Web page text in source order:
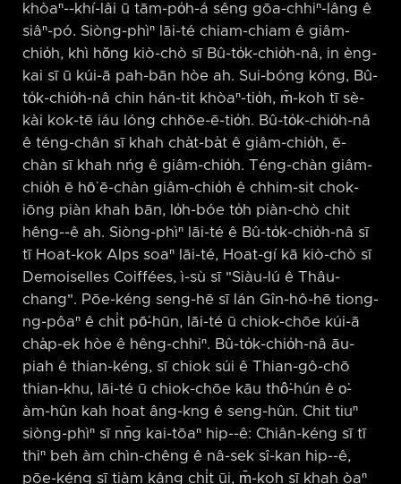
khòaⁿ-⁠-khí-lâi ū tām-po̍h-á sêng gōa-chhiⁿ-lâng ê
siâⁿ-pó. Siòng-phìⁿ lāi-té chiam-chiam ê giâm-
chio̍h, khì hŏng kiò-chò sī Bû-to̍k-chio̍h-nâ, in èng-
kai sī ū kúi-ā pah-bān hòe ah. Sui-bóng kóng, Bû-
to̍k-chio̍h-nâ chin hán-tit khòaⁿ-tio̍h, m̄-koh tī sè-
kài kok-tē iáu lóng chhōe-ē-tio̍h. Bû-to̍k-chio̍h-nâ
ê téng-chân sī khah cha̍t-ba̍t ê giâm-chio̍h, ē-
chàn sī khah nńg ê giâm-chio̍h. Téng-chàn giâm-
chio̍h ē hō͘ ē-chàn giâm-chio̍h ê chhim-sit chok-
iōng piàn khah bān, lo̍h-bóe to̍h piàn-chò chit
hêng-⁠-ê ah. Siòng-phìⁿ lāi-té ê Bû-to̍k-chio̍h-nâ sī
tī Hoat-kok Alps soaⁿ lāi-té, Hoat-gí kā kiò-chò sī
Demoiselles Coiffées, ì-sù sī "Siàu-lú ê Thâu-
chang". Pōe-kéng seng-hē sī lán Gîn-hô-hē tiong-
ng-pôaⁿ ê chi̍t pō͘-hūn, lāi-té ū chiok-chōe kúi-ā
cha̍p-ek hòe ê hêng-chhiⁿ. Bû-to̍k-chio̍h-nâ āu-
piah ê thian-kéng, sī chiok súi ê Thian-gô-chō
thian-khu, lāi-té ū chiok-chōe kāu thô͘-hún ê o͘-
àm-hûn kah hoat âng-kng ê seng-hûn. Chit tiuⁿ
siòng-phìⁿ sī nn̄g kai-tōaⁿ hip-⁠-ê: Chiân-kéng sī tī
thiⁿ beh àm chìn-chêng ê nâ-sek sî-kan hip-⁠-ê,
pōe-kéng sī tiàm kâng chi̍t ūi, m̄-koh sī khah òaⁿ